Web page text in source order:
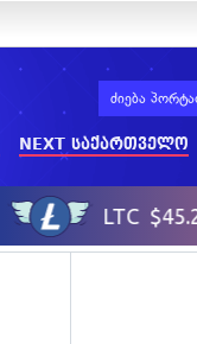
NEXT საქართველო